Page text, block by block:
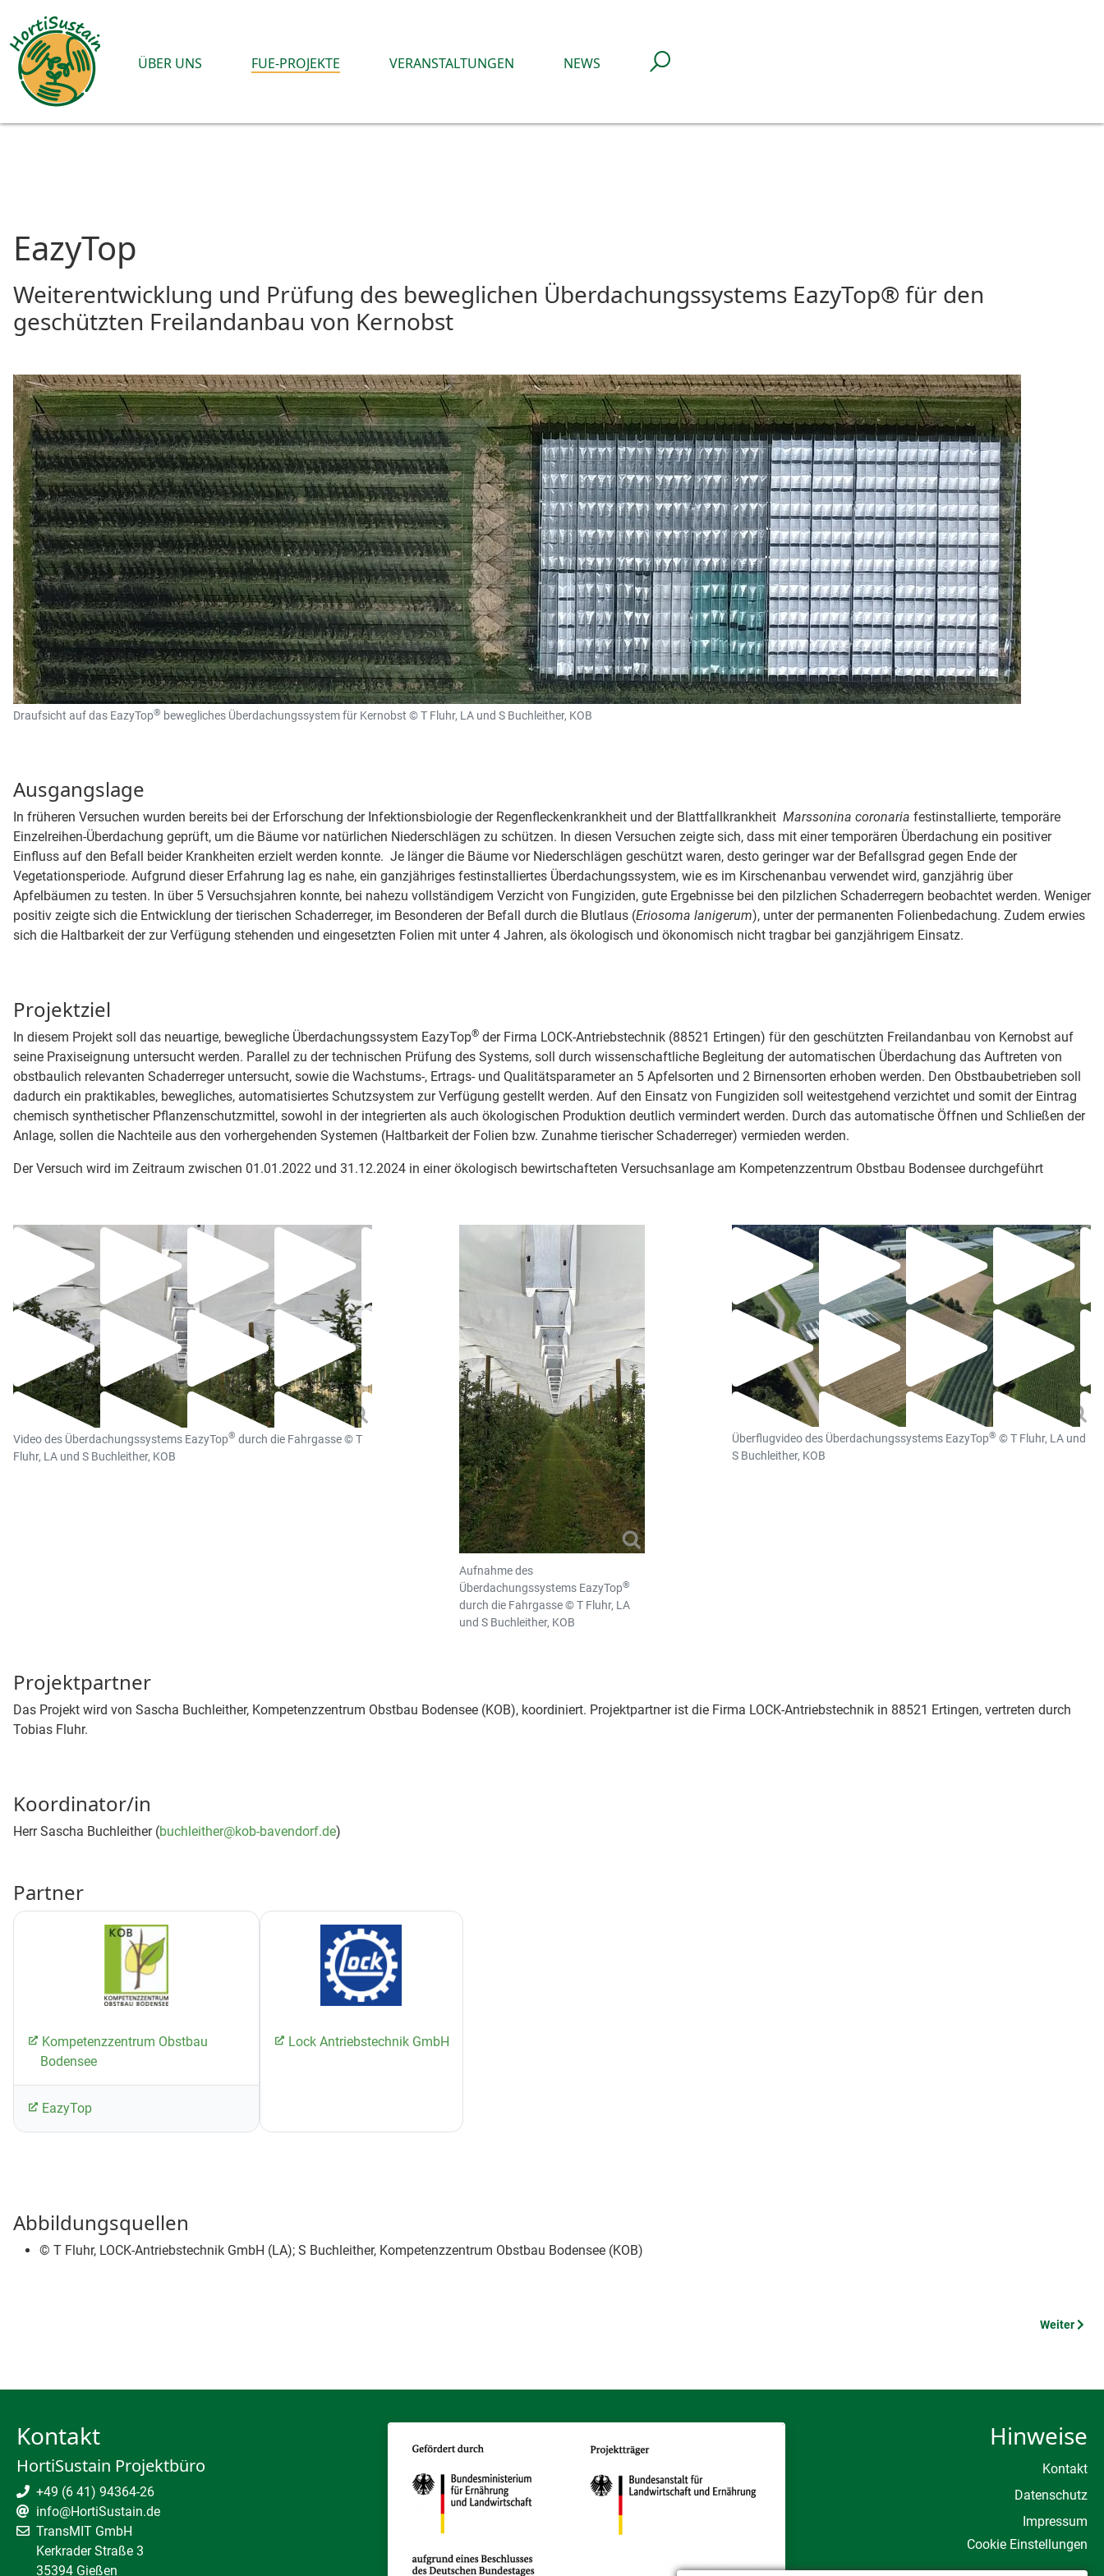
ÜBER UNS FUE-PROJEKTE VERANSTALTUNGEN NEWS
EazyTop
Weiterentwicklung und Prüfung des beweglichen Überdachungssystems EazyTop® für den
geschützten Freilandanbau von Kernobst
Draufsicht auf das EazyTop® bewegliches Überdachungssystem für Kernobst © T Fluhr, LA und S Buchleither, KOB
Ausgangslage
In früheren Versuchen wurden bereits bei der Erforschung der Infektionsbiologie der Regenfleckenkrankheit und der Blattfallkrankheit Marssonina coronaria festinstallierte, temporäre
Einzelreihen-Überdachung geprüft, um die Bäume vor natürlichen Niederschlägen zu schützen. In diesen Versuchen zeigte sich, dass mit einer temporären Überdachung ein positiver
Einfluss auf den Befall beider Krankheiten erzielt werden konnte. Je länger die Bäume vor Niederschlägen geschützt waren, desto geringer war der Befallsgrad gegen Ende der
Vegetationsperiode. Aufgrund dieser Erfahrung lag es nahe, ein ganzjähriges festinstalliertes Überdachungssystem, wie es im Kirschenanbau verwendet wird, ganzjährig über
Apfelbäumen zu testen. In über 5 Versuchsjahren konnte, bei nahezu vollständigem Verzicht von Fungiziden, gute Ergebnisse bei den pilzlichen Schaderregern beobachtet werden. Weniger
positiv zeigte sich die Entwicklung der tierischen Schaderreger, im Besonderen der Befall durch die Blutlaus (Eriosoma lanigerum), unter der permanenten Folienbedachung. Zudem erwies
sich die Haltbarkeit der zur Verfügung stehenden und eingesetzten Folien mit unter 4 Jahren, als ökologisch und ökonomisch nicht tragbar bei ganzjährigem Einsatz.
Projektziel
In diesem Projekt soll das neuartige, bewegliche Überdachungssystem EazyTop® der Firma LOCK-Antriebstechnik (88521 Ertingen) für den geschützten Freilandanbau von Kernobst auf
seine Praxiseignung untersucht werden. Parallel zu der technischen Prüfung des Systems, soll durch wissenschaftliche Begleitung der automatischen Überdachung das Auftreten von
obstbaulich relevanten Schaderreger untersucht, sowie die Wachstums-, Ertrags- und Qualitätsparameter an 5 Apfelsorten und 2 Birnensorten erhoben werden. Den Obstbaubetrieben soll
dadurch ein praktikables, bewegliches, automatisiertes Schutzsystem zur Verfügung gestellt werden. Auf den Einsatz von Fungiziden soll weitestgehend verzichtet und somit der Eintrag
chemisch synthetischer Pflanzenschutzmittel, sowohl in der integrierten als auch ökologischen Produktion deutlich vermindert werden. Durch das automatische Öffnen und Schließen der
Anlage, sollen die Nachteile aus den vorhergehenden Systemen (Haltbarkeit der Folien bzw. Zunahme tierischer Schaderreger) vermieden werden.
Der Versuch wird im Zeitraum zwischen 01.01.2022 und 31.12.2024 in einer ökologisch bewirtschafteten Versuchsanlage am Kompetenzzentrum Obstbau Bodensee durchgeführt
Video des Überdachungssystems EazyTop® durch die Fahrgasse © T
Fluhr, LA und S Buchleither, KOB
Aufnahme des
Überdachungssystems EazyTop®
durch die Fahrgasse © T Fluhr, LA
und S Buchleither, KOB
Überflugvideo des Überdachungssystems EazyTop® © T Fluhr, LA und
S Buchleither, KOB
Projektpartner
Das Projekt wird von Sascha Buchleither, Kompetenzzentrum Obstbau Bodensee (KOB), koordiniert. Projektpartner ist die Firma LOCK-Antriebstechnik in 88521 Ertingen, vertreten durch
Tobias Fluhr.
Koordinator/in
Herr Sascha Buchleither (buchleither@kob-bavendorf.de)
Partner
Kompetenzzentrum Obstbau
Bodensee
EazyTop
Lock Antriebstechnik GmbH
Abbildungsquellen
© T Fluhr, LOCK-Antriebstechnik GmbH (LA); S Buchleither, Kompetenzzentrum Obstbau Bodensee (KOB)
Nächster
Weiter
Kontakt
HortiSustain Projektbüro
+49 (6 41) 94364-26
info@HortiSustain.de
TransMIT GmbH
Kerkrader Straße 3
35394 Gießen
Hinweise
Kontakt
Datenschutz
Impressum
Cookie Einstellungen